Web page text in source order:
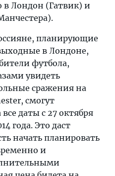
в Лондон (Гатвик) и
планирующие
в Лондоне,
футбола,
увидеть
сражения на
смогут
даты с 27 октября
года. Это даст
начать планировать
и